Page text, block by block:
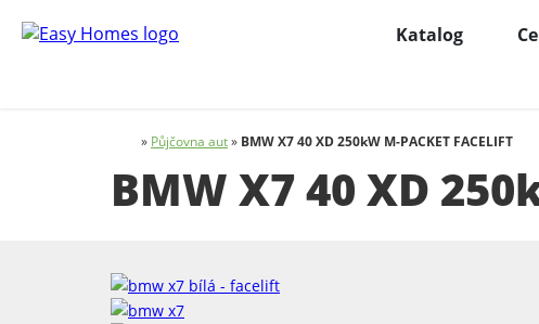
Katalog
» Půjčovna aut» BMW X7 40 XD 250kW M-PACKET FACELIFT
BMW X7 40 XD